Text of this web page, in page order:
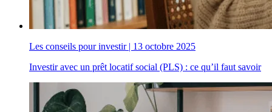
Les conseils pour investir| 13 octobre 2025
Investir avec un prêt locatif social (PLS) : ce qu’il faut savoir